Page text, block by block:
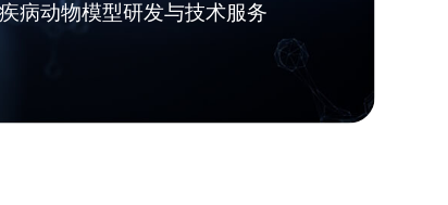
病动物模型研发与技术服务